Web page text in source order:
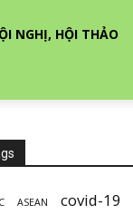
NGHỊ, HỘI THẢO
ASEAN covid-19